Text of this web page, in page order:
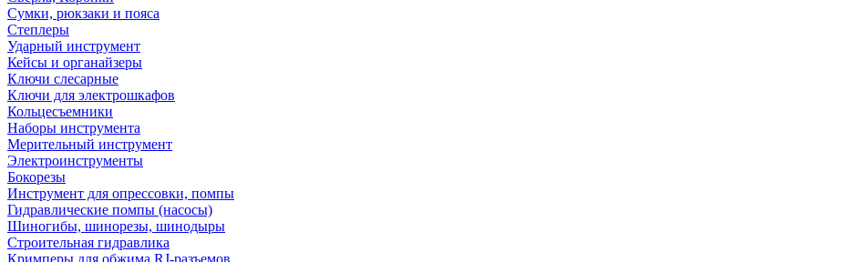
Сумки, рюкзаки и пояса
Степлеры
Ударный инструмент
Кейсы и органайзеры
Ключи слесарные
Ключи для электрошкафов
Кольцесъемники
Наборы инструмента
Мерительный инструмент
Электроинструменты
Бокорезы
Инструмент для опрессовки, помпы
Гидравлические помпы (насосы)
Шиногибы, шинорезы, шинодыры
Строительная гидравлика
Кримперы для обжима RJ-разъемов